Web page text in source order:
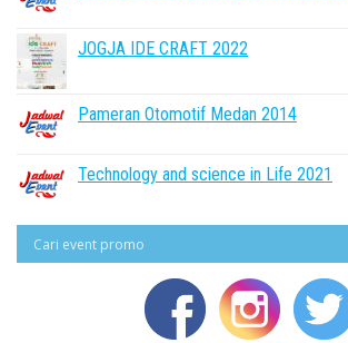
JOGJA IDE CRAFT 2022
Pameran Otomotif Medan 2014
Technology and science in Life 2021